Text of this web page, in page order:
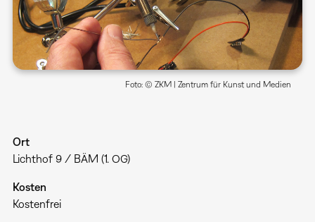
Foto: © ZKM | Zentrum für Kunst und Medien
Ort
Lichthof 9 / BÄM (1. OG)
Kosten
Kostenfrei